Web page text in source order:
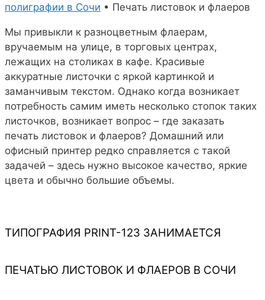
полиграфии в Сочи • Печать листовок и флаеров
Мы привыкли к разноцветным флаерам,
вручаемым на улице, в торговых центрах,
лежащих на столиках в кафе. Красивые
аккуратные листочки с яркой картинкой и
заманчивым текстом. Однако когда возникает
потребность самим иметь несколько стопок таких
листочков, возникает вопрос – где заказать
печать листовок и флаеров? Домашний или
офисный принтер редко справляется с такой
задачей – здесь нужно высокое качество, яркие
цвета и обычно большие объемы.
ТИПОГРАФИЯ PRINT-123 ЗАНИМАЕТСЯ
ПЕЧАТЬЮ ЛИСТОВОК И ФЛАЕРОВ В СОЧИ